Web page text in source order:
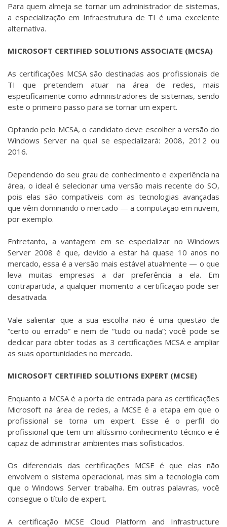
Para quem almeja se tornar um administrador de sistemas,
a especialização em Infraestrutura de TI é uma excelente
alternativa.
MICROSOFT CERTIFIED SOLUTIONS ASSOCIATE (MCSA)
As certificações MCSA são destinadas aos profissionais de
TI que pretendem atuar na área de redes, mais
especificamente como administradores de sistemas, sendo
este o primeiro passo para se tornar um expert.
Optando pelo MCSA, o candidato deve escolher a versão do
Windows Server na qual se especializará: 2008, 2012 ou
2016.
Dependendo do seu grau de conhecimento e experiência na
área, o ideal é selecionar uma versão mais recente do SO,
pois elas são compatíveis com as tecnologias avançadas
que vêm dominando o mercado — a computação em nuvem,
por exemplo.
Entretanto, a vantagem em se especializar no Windows
Server 2008 é que, devido a estar há quase 10 anos no
mercado, essa é a versão mais estável atualmente — o que
leva muitas empresas a dar preferência a ela. Em
contrapartida, a qualquer momento a certificação pode ser
desativada.
Vale salientar que a sua escolha não é uma questão de
“certo ou errado” e nem de “tudo ou nada”; você pode se
dedicar para obter todas as 3 certificações MCSA e ampliar
as suas oportunidades no mercado.
MICROSOFT CERTIFIED SOLUTIONS EXPERT (MCSE)
Enquanto a MCSA é a porta de entrada para as certificações
Microsoft na área de redes, a MCSE é a etapa em que o
profissional se torna um expert. Esse é o perfil do
profissional que tem um altíssimo conhecimento técnico e é
capaz de administrar ambientes mais sofisticados.
Os diferenciais das certificações MCSE é que elas não
envolvem o sistema operacional, mas sim a tecnologia com
que o Windows Server trabalha. Em outras palavras, você
consegue o título de expert.
A certificação MCSE Cloud Platform and Infrastructure